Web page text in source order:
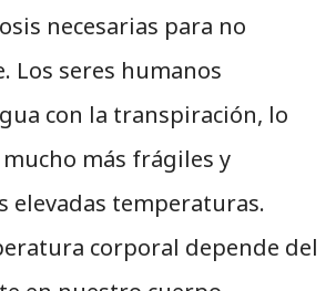
necesarias para no
Los seres humanos
con la transpiración, lo
más frágiles y
elevadas temperaturas.
corporal depende del